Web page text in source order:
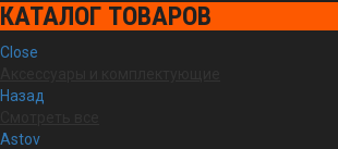
КАТАЛОГ ТОВАРОВ
Close
Назад
Astov